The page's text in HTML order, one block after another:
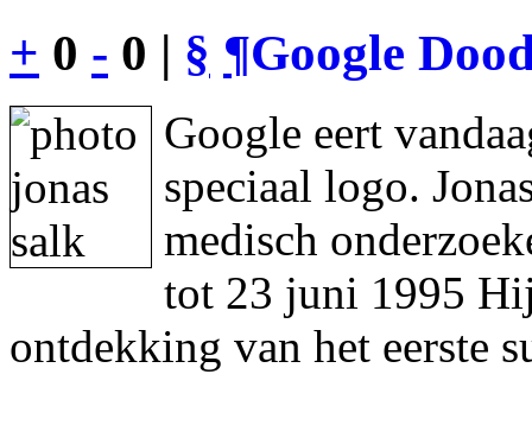
+ 0 - 0 | § ¶Google
Google eert
speciaal logo.
medisch
tot 23 juni 1995
ontdekking van het eerste